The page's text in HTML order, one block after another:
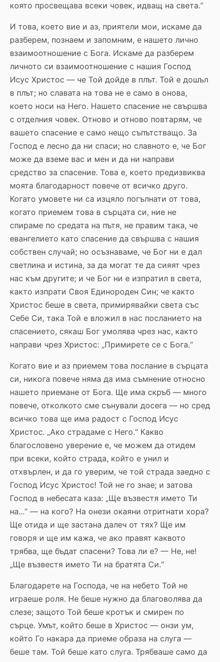
която просвещава всеки човек, идващ на света.“
И това, което вие и аз, приятели мои, искаме да
разберем, познаем и запомним, е нашето лично
взаимоотношение с Бога. Искаме да разберем
личното си взаимоотношение с нашия Господ
Исус Христос — че Той дойде в плът. Той е дошъл
в плът; но славата на това не е само в онова,
което носи на Него. Нашето спасение не свършва
с отделния човек. Отново и отново повтарям, че
вашето спасение е само нещо съпътстващо. За
Господ е лесно да ни спаси; но славното е, че Бог
може да вземе вас и мен и да ни направи
средство за спасение. Това е, което предизвиква
моята благодарност повече от всичко друго.
Когато умовете ни са изцяло погълнати от това,
когато приемем това в сърцата си, ние не
спираме по средата на пътя, не правим така, че
евангелието като спасение да свършва с нашия
собствен случай; но осъзнаваме, че Бог ни е дал
светлина и истина, за да могат те да сияят чрез
нас към другите; и че Бог ни е изпратил в света,
както изпрати Своя Единороден Син; че както
Христос беше в света, примирявайки света със
Себе Си, така Той е вложил в нас посланието на
спасението, сякаш Бог умолява чрез нас, както
направи чрез Христос: „Примирете се с Бога.“
Когато вие и аз приемем това послание в сърцата
си, никога повече няма да има съмнение относно
нашето приемане от Бога. Ще има скръб — много
повече, отколкото сме сънували досега — но сред
всичко това ще има радост с Господ Исус
Христос. „Ако страдаме с Него.“ Какво
благословено уверение е, че можем да отидем
при всеки, който страда, който е унил и
отхвърлен, и да го уверим, че той страда заедно с
Господ Исус Христос! Той не го знае; и затова
Господ в небесата каза: „Ще възвестя името Ти
на...“ — на кого? На онези окаяни отритнати хора?
Ще отида и ще застана далеч от тях? Ще им
говоря и ще им кажа, че ако правят каквото
трябва, ще бъдат спасени? Това ли е? — Не, не!
„Ще възвестя името Ти на братята Си.“
Благодарете на Господа, че на небето Той не
играеше роля. Не беше нужно да благоволява да
слезе; защото Той беше кротък и смирен по
сърце. Умът, който беше в Христос — онзи ум,
който Го накара да приеме образа на слуга —
беше там. Той беше като слуга. Трябваше само да